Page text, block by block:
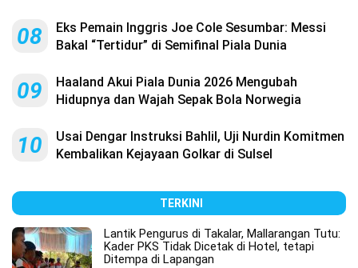
08
Eks Pemain Inggris Joe Cole Sesumbar: Messi
Bakal “Tertidur” di Semifinal Piala Dunia
09
Haaland Akui Piala Dunia 2026 Mengubah
Hidupnya dan Wajah Sepak Bola Norwegia
10
Usai Dengar Instruksi Bahlil, Uji Nurdin Komitmen
Kembalikan Kejayaan Golkar di Sulsel
TERKINI
Lantik Pengurus di Takalar, Mallarangan Tutu:
Kader PKS Tidak Dicetak di Hotel, tetapi
Ditempa di Lapangan